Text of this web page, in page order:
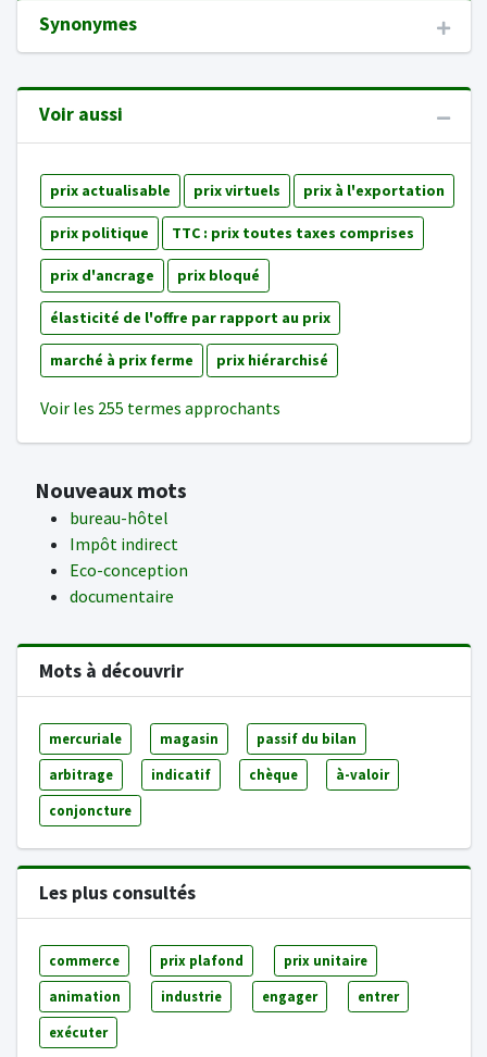
Synonymes
Voir aussi
prix actualisable prix virtuels prix à l'exportation
prix politique TTC : prix toutes taxes comprises
prix d'ancrage prix bloqué
élasticité de l'offre par rapport au prix
marché à prix ferme prix hiérarchisé
Voir les 255 termes approchants
Nouveaux mots
bureau-hôtel
Impôt indirect
Eco-conception
documentaire
Mots à découvrir
mercuriale magasin passif du bilan
arbitrage indicatif chèque à-valoir
conjoncture
Les plus consultés
commerce prix plafond prix unitaire
animation industrie engager entrer
exécuter